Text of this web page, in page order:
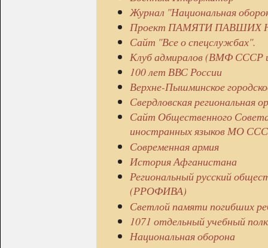
Журнал "Национальная
Проект ПАМЯТИ ПАВШИХ
Сайт "Все о спецслужбах".
Клуб адмиралов (ВМФ СССР
100 лет ВВС России
Верхне-Пышминское
Свердловская региональная
Сайт Общественного
иностранных языков МО
Современная армия
История Афганистана
Региональный русский
(РРОФИВА)
Светлой памяти погибших
1071 отдельный учебный
Национальная оборона